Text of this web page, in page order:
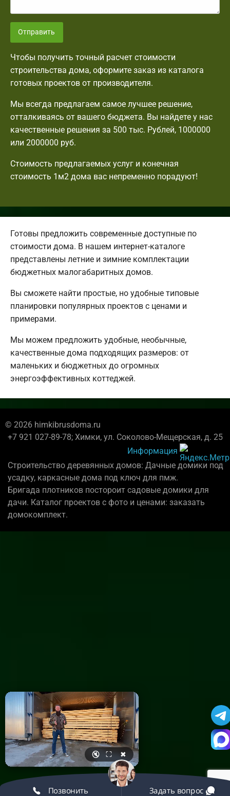
Отправить
Чтобы получить точный расчет стоимости
строительства дома, оформите заказ из каталога
готовых проектов от производителя.
Мы всегда предлагаем самое лучшее решение,
отталкиваясь от вашего бюджета. Вы найдете у нас
качественные решения за 500 тыс. Рублей, 1000000
или 2000000 руб.
Стоимость предлагаемых услуг и конечная
стоимость 1м2 дома вас непременно порадуют!
Готовы предложить современные доступные по
стоимости дома. В нашем интернет-каталоге
представлены летние и зимние комплектации
бюджетных малогабаритных домов.
Вы сможете найти простые, но удобные типовые
планировки популярных проектов с ценами и
примерами.
Мы можем предложить удобные, необычные,
качественные дома подходящих размеров: от
маленьких и бюджетных до огромных
энергоэффективных коттеджей.
© 2026 himkibrusdoma.ru
+7 921 027-89-78; Химки, ул. Соколово-Мещерская, д. 25
Информация
Строительство деревянных домов: Дачные домики под
усадку, каркасные дома под ключ для пмж.
Бригада плотников постороит садовые домики для
дачи. Каталог проектов с фото и ценами: заказать
домокомплект.
🔇 ⛶ ✖
Позвонить Задать вопрос